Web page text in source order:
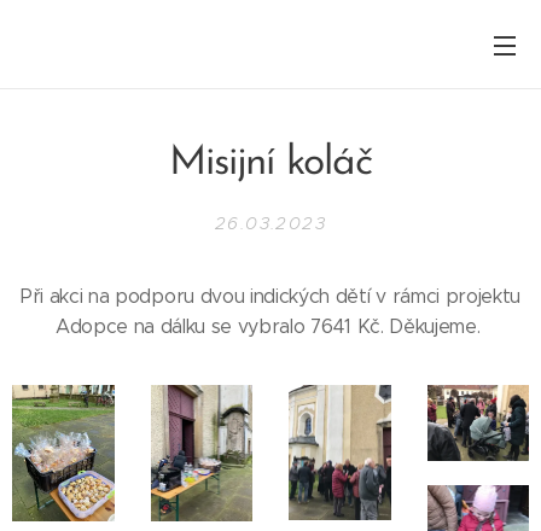
Misijní koláč
26.03.2023
Při akci na podporu dvou indických dětí v rámci projektu
Adopce na dálku se vybralo 7641 Kč. Děkujeme.